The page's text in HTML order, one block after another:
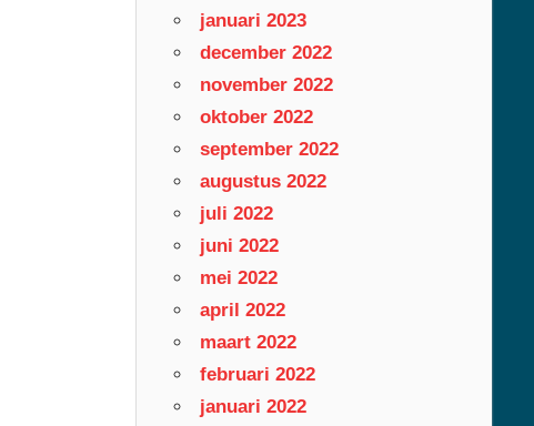
januari 2023
december 2022
november 2022
oktober 2022
september 2022
augustus 2022
juli 2022
juni 2022
mei 2022
april 2022
maart 2022
februari 2022
januari 2022